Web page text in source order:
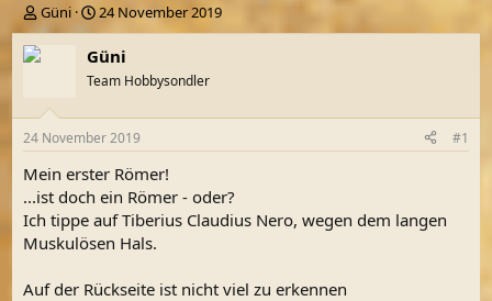
E
r
s
l
e
r
Güni
E
r
s
e
t
a
m
24 November 2019
Güni
Team Hobbysondler
24 November 2019 #1
Mein erster Römer!
...ist doch ein Römer - oder?
Ich tippe auf Tiberius Claudius Nero, wegen dem langen
Muskulösen Hals.
Auf der Rückseite ist nicht viel zu erkennen